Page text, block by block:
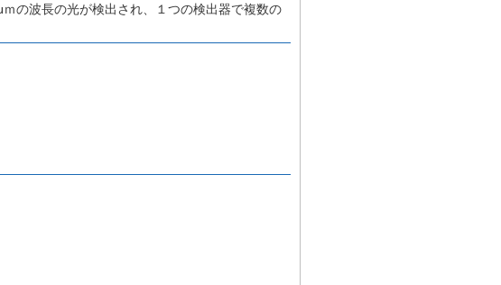
の波長の光が検出され、１つの検出器で複数の